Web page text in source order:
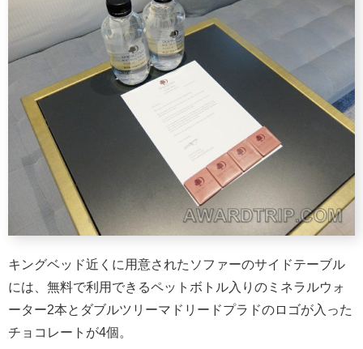
キングベッド近くに用意されたソファーのサイドテーブル
には、無料で利用できるペットボトル入りのミネラルウォ
ーター2本とダブルツリーマドリードプラドのロゴが入った
チョコレートが4個。